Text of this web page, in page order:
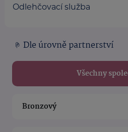
Odlehčovací služba
Dle úrovně partnerství
Všechny
Bronzový